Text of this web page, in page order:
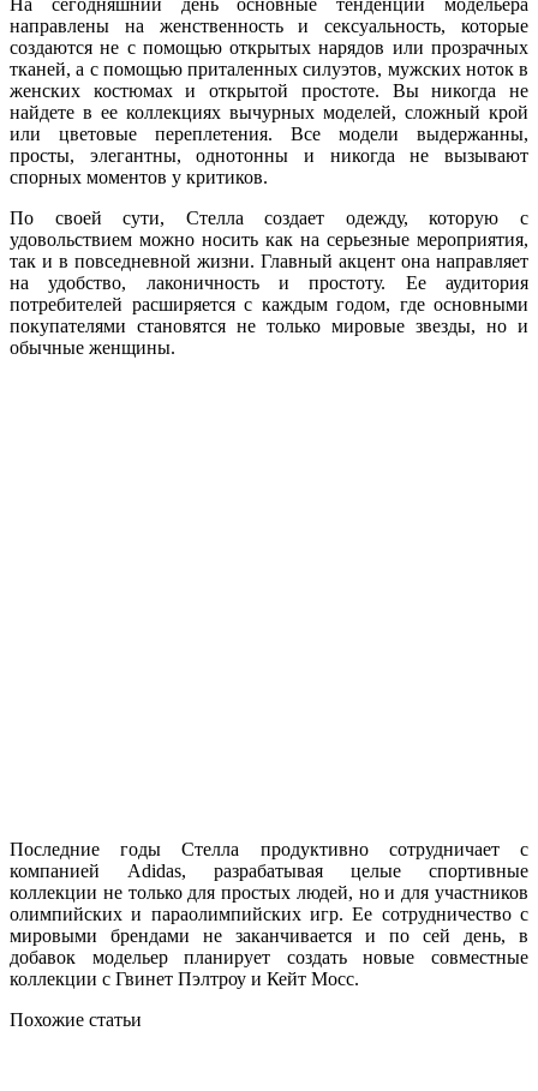
На сегодняшний день основные тенденции модельера
направлены на женственность и сексуальность, которые
создаются не с помощью открытых нарядов или прозрачных
тканей, а с помощью приталенных силуэтов, мужских ноток в
женских костюмах и открытой простоте. Вы никогда не
найдете в ее коллекциях вычурных моделей, сложный крой
или цветовые переплетения. Все модели выдержанны,
просты, элегантны, однотонны и никогда не вызывают
спорных моментов у критиков.
По своей сути, Стелла создает одежду, которую с
удовольствием можно носить как на серьезные мероприятия,
так и в повседневной жизни. Главный акцент она направляет
на удобство, лаконичность и простоту. Ее аудитория
потребителей расширяется с каждым годом, где основными
покупателями становятся не только мировые звезды, но и
обычные женщины.
Последние годы Стелла продуктивно сотрудничает с
компанией Adidas, разрабатывая целые спортивные
коллекции не только для простых людей, но и для участников
олимпийских и параолимпийских игр. Ее сотрудничество с
мировыми брендами не заканчивается и по сей день, в
добавок модельер планирует создать новые совместные
коллекции с Гвинет Пэлтроу и Кейт Мосс.
Похожие статьи